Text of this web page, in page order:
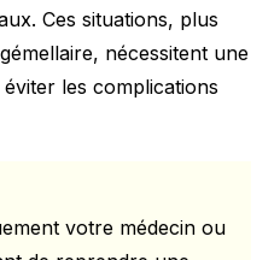
Ces situations, plus
nécessitent une
les complications
votre médecin ou